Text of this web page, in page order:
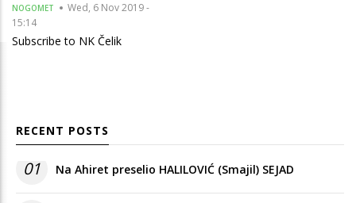
NOGOMET
Wed, 6 Nov 2019 -
15:14
Subscribe to NK Čelik
RECENT POSTS
01 Na Ahiret preselio HALILOVIĆ (Smajil) SEJAD